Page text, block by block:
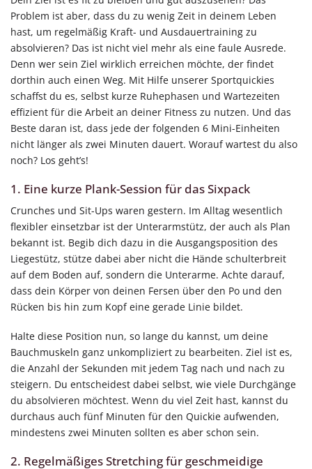
Problem ist aber, dass du zu wenig Zeit in deinem Leben
hast, um regelmäßig Kraft- und Ausdauertraining zu
absolvieren? Das ist nicht viel mehr als eine faule Ausrede.
Denn wer sein Ziel wirklich erreichen möchte, der findet
dorthin auch einen Weg. Mit Hilfe unserer Sportquickies
schaffst du es, selbst kurze Ruhephasen und Wartezeiten
effizient für die Arbeit an deiner Fitness zu nutzen. Und das
Beste daran ist, dass jede der folgenden 6 Mini-Einheiten
nicht länger als zwei Minuten dauert. Worauf wartest du also
noch? Los geht’s!
1. Eine kurze Plank-Session für das Sixpack
Crunches und Sit-Ups waren gestern. Im Alltag wesentlich
flexibler einsetzbar ist der Unterarmstütz, der auch als Plan
bekannt ist. Begib dich dazu in die Ausgangsposition des
Liegestütz, stütze dabei aber nicht die Hände schulterbreit
auf dem Boden auf, sondern die Unterarme. Achte darauf,
dass dein Körper von deinen Fersen über den Po und den
Rücken bis hin zum Kopf eine gerade Linie bildet.
Halte diese Position nun, so lange du kannst, um deine
Bauchmuskeln ganz unkompliziert zu bearbeiten. Ziel ist es,
die Anzahl der Sekunden mit jedem Tag nach und nach zu
steigern. Du entscheidest dabei selbst, wie viele Durchgänge
du absolvieren möchtest. Wenn du viel Zeit hast, kannst du
durchaus auch fünf Minuten für den Quickie aufwenden,
mindestens zwei Minuten sollten es aber schon sein.
2. Regelmäßiges Stretching für geschmeidige